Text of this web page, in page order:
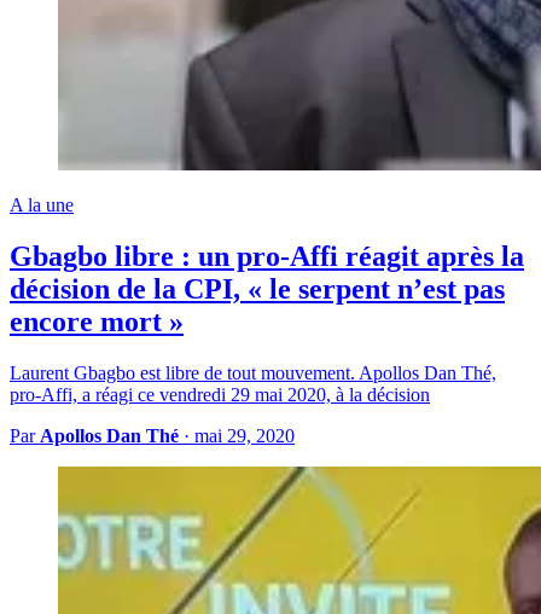
A la une
Gbagbo libre : un pro-Affi réagit après la
décision de la CPI, « le serpent n’est pas
encore mort »
Laurent Gbagbo est libre de tout mouvement. Apollos Dan Thé,
pro-Affi, a réagi ce vendredi 29 mai 2020, à la décision
Par Apollos Dan Thé · mai 29, 2020